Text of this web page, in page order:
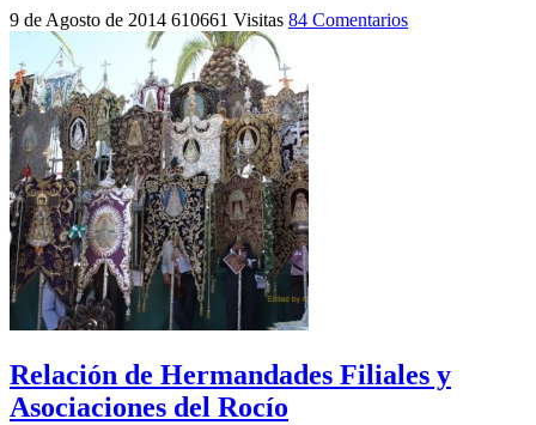
9 de Agosto de 2014 610661 Visitas 84 Comentarios
Relación de Hermandades Filiales y
Asociaciones del Rocío